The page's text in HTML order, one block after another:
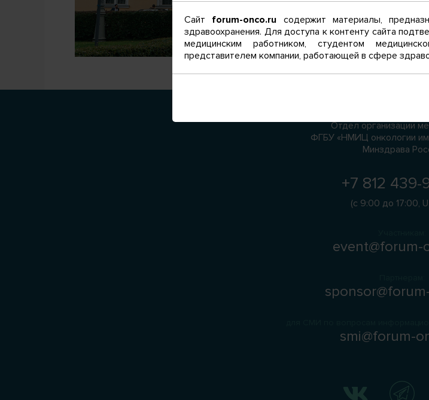
Отдел организации
ФГБУ «НМИЦ онкологии
Минздрава
+7 812 439-
(с 9:00 до 17:00,
event@forum-
smi@forum-
Сайт forum-onco.ru содержит материалы,
здравоохранения. Для доступа к контенту сайта
медицинским работником, студентом
представителем компании, работающей в сфере